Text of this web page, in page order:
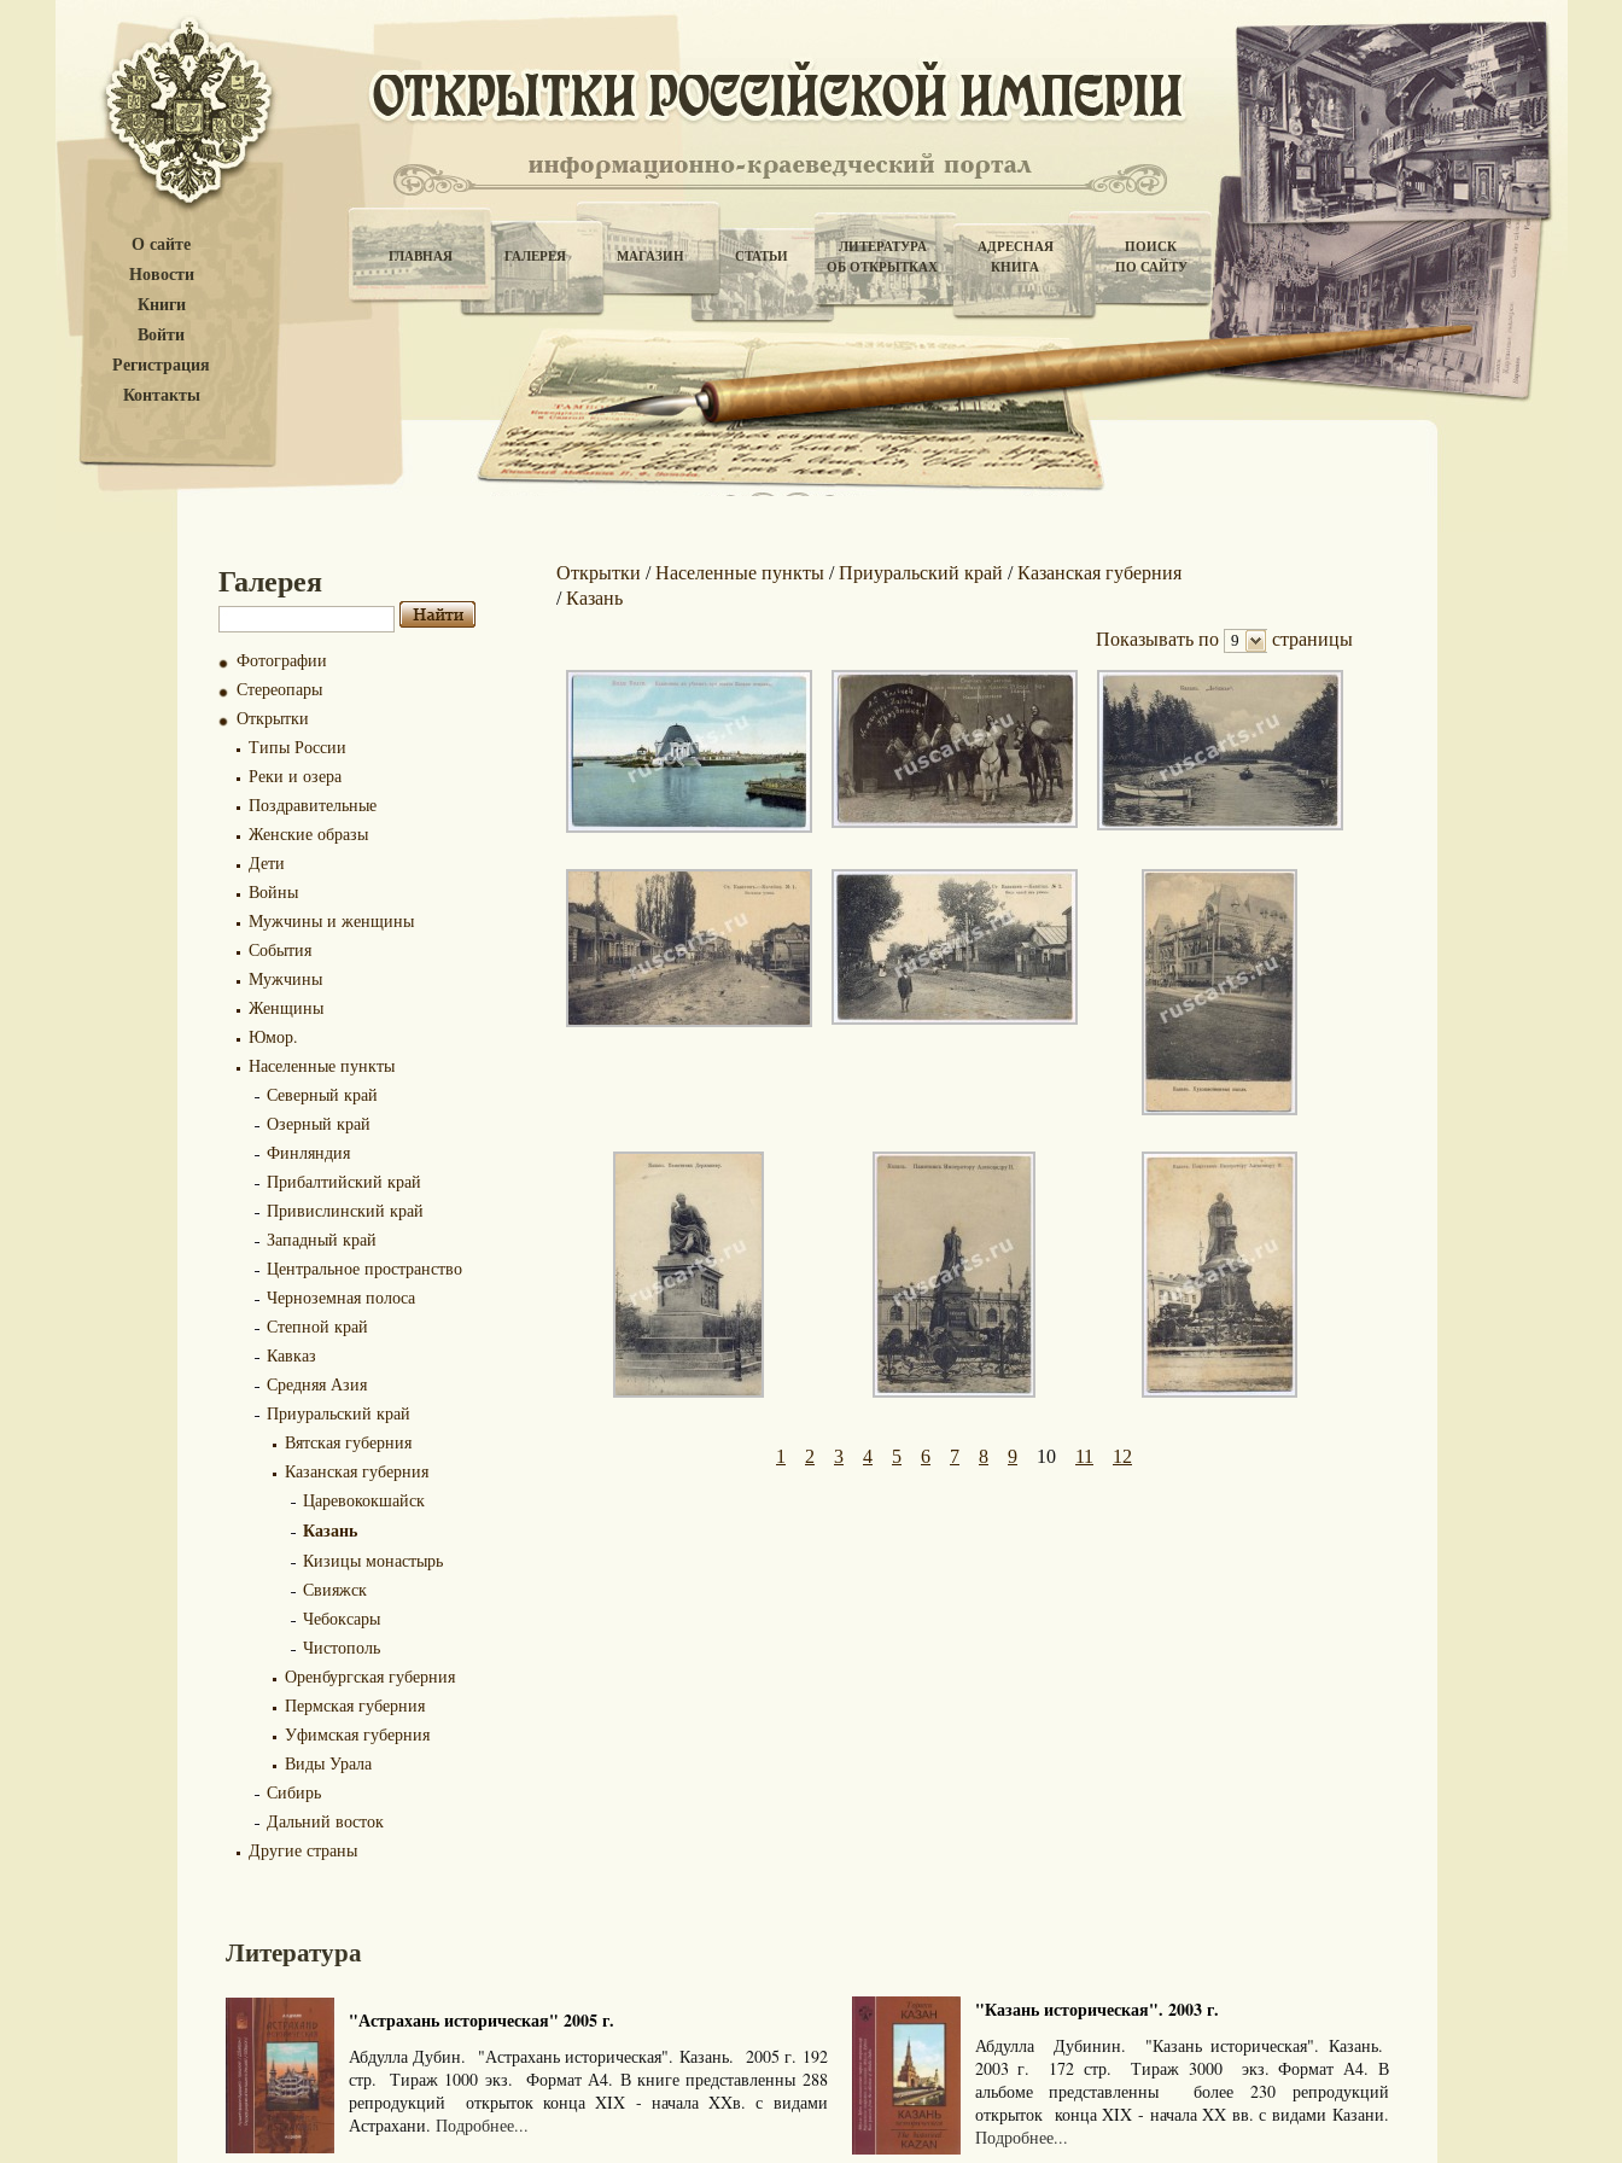
О сайте
Новости
Книги
Войти
Регистрация
Контакты
ГЛАВНАЯ ГАЛЕРЕЯ МАГАЗИН СТАТЬИ
ЛИТЕРАТУРА
ОБ ОТКРЫТКАХ
АДРЕСНАЯ
КНИГА
ПОИСК
ПО САЙТУ
Галерея
Фотографии
Стереопары
Открытки
Типы России
Реки и озера
Поздравительные
Женские образы
Дети
Войны
Мужчины и женщины
События
Мужчины
Женщины
Юмор.
Населенные пункты
Северный край
Озерный край
Финляндия
Прибалтийский край
Привислинский край
Западный край
Центральное пространство
Черноземная полоса
Степной край
Кавказ
Средняя Азия
Приуральский край
Вятская губерния
Казанская губерния
Царевококшайск
Казань
Кизицы монастырь
Свияжск
Чебоксары
Чистополь
Оренбургская губерния
Пермская губерния
Уфимская губерния
Виды Урала
Сибирь
Дальний восток
Другие страны
Открытки /Населенные пункты/Приуральский край /Казанская губерния
/Казань
Показывать по 9 страницы
1 2 3 4 5 6 7 8 9 10 11 12
Литература
"Астрахань историческая" 2005 г.
Абдулла Дубин. "Астрахань историческая". Казань. 2005 г. 192
стр. Тираж 1000 экз. Формат А4. В книге представленны 288
репродукций открыток конца XIX - начала XXв. с видами
Астрахани. Подробнее...
"Казань историческая". 2003 г.
Абдулла Дубинин. "Казань историческая". Казань.
2003 г. 172 стр. Тираж 3000 экз. Формат А4. В
альбоме представленны более 230 репродукций
открыток конца XIX - начала XX вв. с видами Казани.
Подробнее...